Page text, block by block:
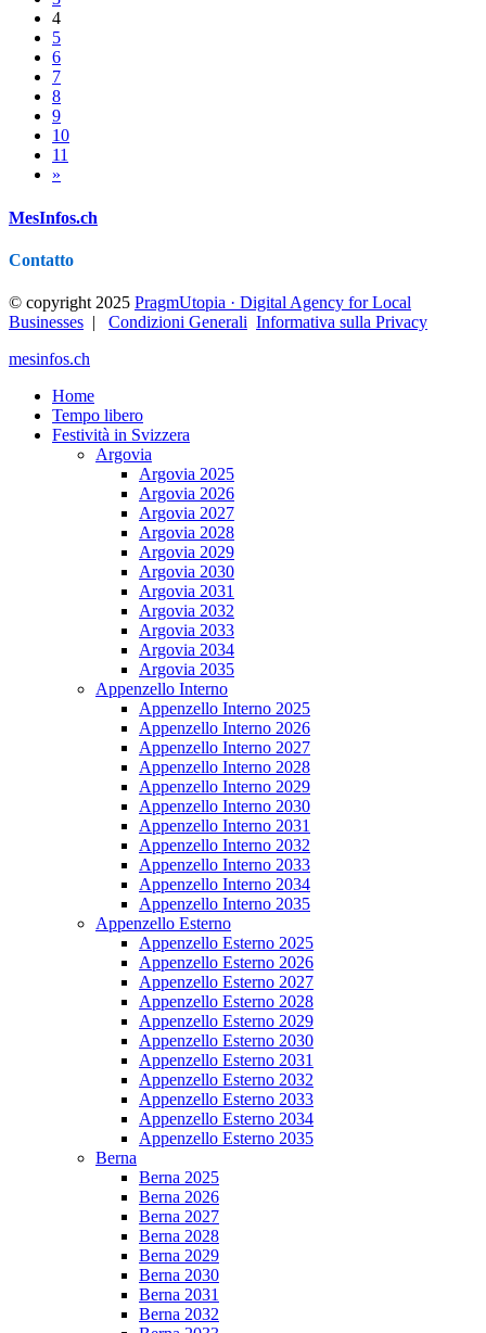
4
5
6
7
8
9
10
11
»
MesInfos.ch
Contatto
© copyright 2025 PragmUtopia · Digital Agency for Local
Businesses | Condizioni Generali Informativa sulla Privacy
mesinfos.ch
Home
Tempo libero
Festività in Svizzera
Argovia
Argovia 2025
Argovia 2026
Argovia 2027
Argovia 2028
Argovia 2029
Argovia 2030
Argovia 2031
Argovia 2032
Argovia 2033
Argovia 2034
Argovia 2035
Appenzello Interno
Appenzello Interno 2025
Appenzello Interno 2026
Appenzello Interno 2027
Appenzello Interno 2028
Appenzello Interno 2029
Appenzello Interno 2030
Appenzello Interno 2031
Appenzello Interno 2032
Appenzello Interno 2033
Appenzello Interno 2034
Appenzello Interno 2035
Appenzello Esterno
Appenzello Esterno 2025
Appenzello Esterno 2026
Appenzello Esterno 2027
Appenzello Esterno 2028
Appenzello Esterno 2029
Appenzello Esterno 2030
Appenzello Esterno 2031
Appenzello Esterno 2032
Appenzello Esterno 2033
Appenzello Esterno 2034
Appenzello Esterno 2035
Berna
Berna 2025
Berna 2026
Berna 2027
Berna 2028
Berna 2029
Berna 2030
Berna 2031
Berna 2032